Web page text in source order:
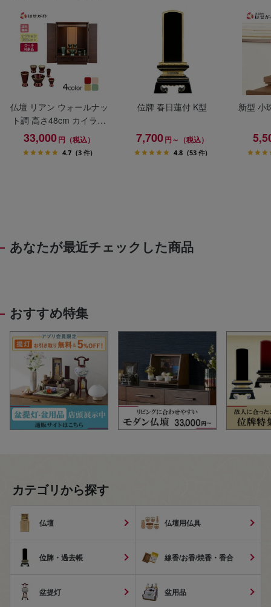
仏壇 リアン ウォールナッ
ト調 高さ48cm カイラ具
足セット
33,000円（税込）
4.7 (3 件)
位牌 春日蓮付 K型
7,700円～（税込）
4.8 (53 件)
新型 小
あなたが最近チェックした商品
おすすめ特集
カテゴリから探す
仏壇 仏壇用仏具
位牌・過去帳 線香/お香/焼香・香合
盆提灯 盆用品